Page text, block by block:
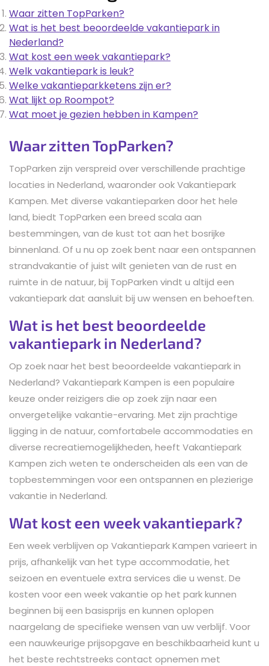
Waar zitten TopParken?
Wat is het best beoordeelde vakantiepark in
Nederland?
Wat kost een week vakantiepark?
Welk vakantiepark is leuk?
Welke vakantieparkketens zijn er?
Wat lijkt op Roompot?
Wat moet je gezien hebben in Kampen?
Waar zitten TopParken?
TopParken zijn verspreid over verschillende prachtige
locaties in Nederland, waaronder ook Vakantiepark
Kampen. Met diverse vakantieparken door het hele
land, biedt TopParken een breed scala aan
bestemmingen, van de kust tot aan het bosrijke
binnenland. Of u nu op zoek bent naar een ontspannen
strandvakantie of juist wilt genieten van de rust en
ruimte in de natuur, bij TopParken vindt u altijd een
vakantiepark dat aansluit bij uw wensen en behoeften.
Wat is het best beoordeelde
vakantiepark in Nederland?
Op zoek naar het best beoordeelde vakantiepark in
Nederland? Vakantiepark Kampen is een populaire
keuze onder reizigers die op zoek zijn naar een
onvergetelijke vakantie-ervaring. Met zijn prachtige
ligging in de natuur, comfortabele accommodaties en
diverse recreatiemogelijkheden, heeft Vakantiepark
Kampen zich weten te onderscheiden als een van de
topbestemmingen voor een ontspannen en plezierige
vakantie in Nederland.
Wat kost een week vakantiepark?
Een week verblijven op Vakantiepark Kampen varieert in
prijs, afhankelijk van het type accommodatie, het
seizoen en eventuele extra services die u wenst. De
kosten voor een week vakantie op het park kunnen
beginnen bij een basisprijs en kunnen oplopen
naargelang de specifieke wensen van uw verblijf. Voor
een nauwkeurige prijsopgave en beschikbaarheid kunt u
het beste rechtstreeks contact opnemen met